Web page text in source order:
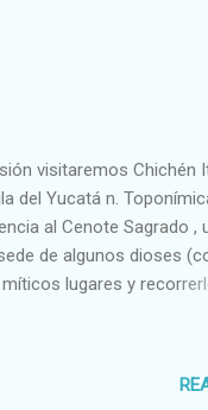
visitaremos Chichén
del Yucatá n.
al Cenote Sagrado ,
de algunos dioses
lugares y
construcción anterior
en los cuatro puntos